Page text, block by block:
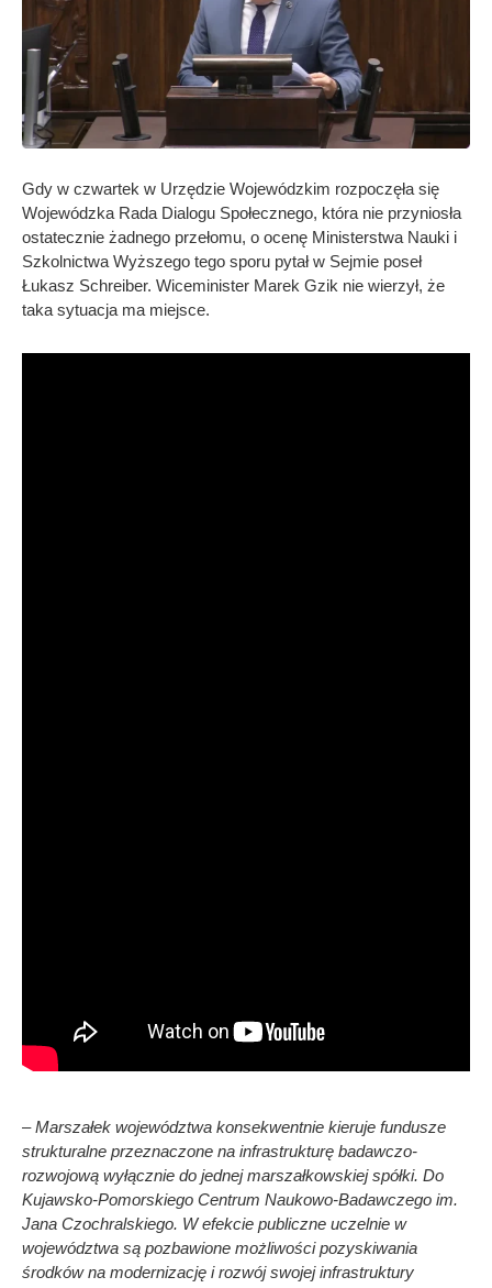
Gdy w czwartek w Urzędzie Wojewódzkim rozpoczęła się
Wojewódzka Rada Dialogu Społecznego, która nie przyniosła
ostatecznie żadnego przełomu, o ocenę Ministerstwa Nauki i
Szkolnictwa Wyższego tego sporu pytał w Sejmie poseł
Łukasz Schreiber. Wiceminister Marek Gzik nie wierzył, że
taka sytuacja ma miejsce.
– Marszałek województwa konsekwentnie kieruje fundusze
strukturalne przeznaczone na infrastrukturę badawczo-
rozwojową wyłącznie do jednej marszałkowskiej spółki. Do
Kujawsko-Pomorskiego Centrum Naukowo-Badawczego im.
Jana Czochralskiego. W efekcie publiczne uczelnie w
województwa są pozbawione możliwości pozyskiwania
środków na modernizację i rozwój swojej infrastruktury